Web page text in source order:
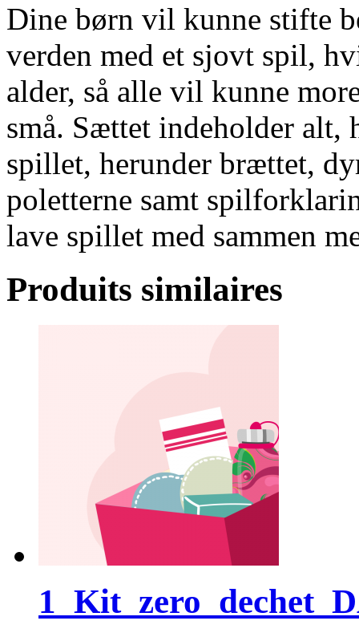
Dine børn vil kunne stifte
verden med et sjovt spil,
alder, så alle vil kunne
små. Sættet indeholder alt,
spillet, herunder brættet,
poletterne samt
lave spillet med sammen
Produits similaires